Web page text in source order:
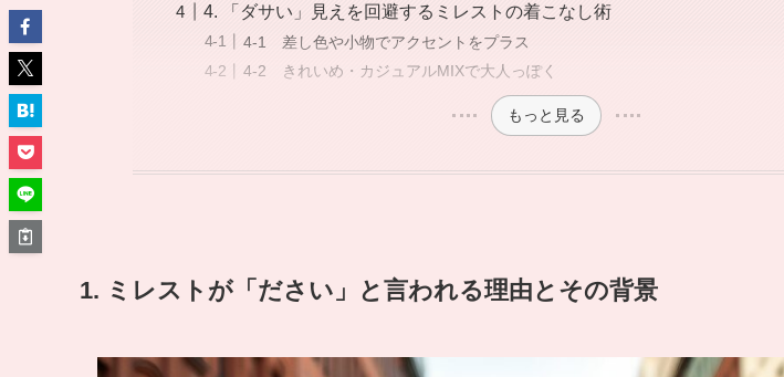
4. 「ダサい」見えを回避するミレストの着こなし術
4-1 差し色や小物でアクセントをプラス
4-2 きれいめ・カジュアルMIXで大人っぽく
もっと見る
1. ミレストが「ださい」と言われる理由とその背景